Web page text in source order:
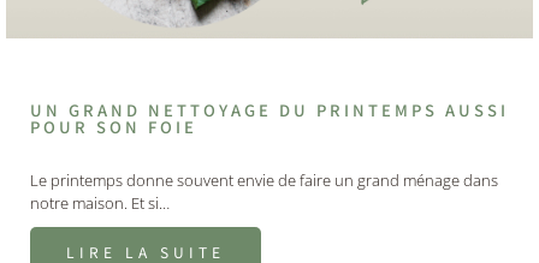
UN GRAND NETTOYAGE DU PRINTEMPS AUSSI
POUR SON FOIE
Le printemps donne souvent envie de faire un grand ménage dans
notre maison. Et si…
LIRE LA SUITE